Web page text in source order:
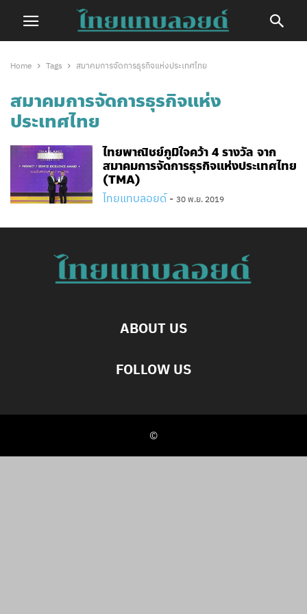
Home Tags สมาคมการจัดการธุรกิจแห่งประเทศไทย
สมาคมการจัดการธุรกิจแห่ง
ประเทศไทย
ไทยพาณิชย์ภูมิใจคว้า 4 รางวัล จาก
สมาคมการจัดการธุรกิจแห่งประเทศไทย
(TMA)
ไทยแทบลอยด์ - 30 พ.ย. 2019
ABOUT US
FOLLOW US
©